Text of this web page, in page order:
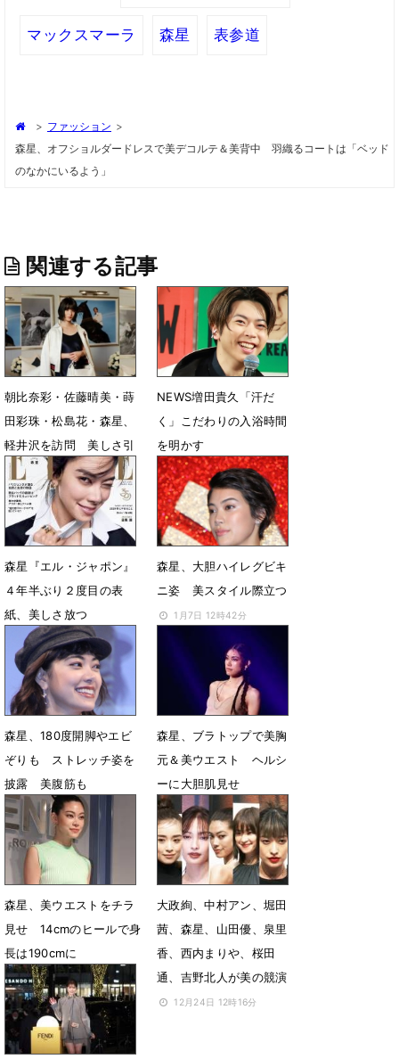
マックスマーラ 森星 表参道
> ファッション >
森星、オフショルダードレスで美デコルテ＆美背中 羽織るコートは「ベッド
のなかにいるよう」
関連する記事
朝比奈彩・佐藤晴美・蒔
田彩珠・松島花・森星、
軽井沢を訪問 美しさ引
き立つルック
5月28日 07時42分
NEWS増田貴久「汗だ
く」こだわりの入浴時間
を明かす
6月5日 13時30分
森星『エル・ジャポン』
４年半ぶり２度目の表
紙、美しさ放つ
1月25日 08時32分
森星、大胆ハイレグビキ
ニ姿 美スタイル際立つ
1月7日 12時42分
森星、180度開脚やエビ
ぞりも ストレッチ姿を
披露 美腹筋も
9月12日 08時12分
森星、ブラトップで美胸
元＆美ウエスト ヘルシ
ーに大胆肌見せ
3月10日 22時55分
森星、美ウエストをチラ
見せ 14cmのヒールで身
長は190cmに
2月20日 06時56分
大政絢、中村アン、堀田
茜、森星、山田優、泉里
香、西内まりや、桜田
通、吉野北人が美の競演
12月24日 12時16分